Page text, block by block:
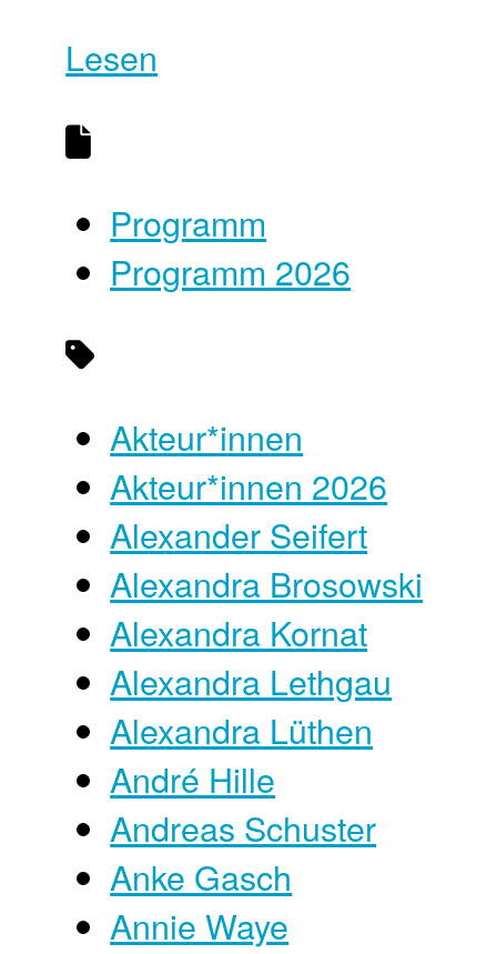
Lesen
Programm
Programm 2026
Akteur*innen
Akteur*innen 2026
Alexander Seifert
Alexandra Brosowski
Alexandra Kornat
Alexandra Lethgau
Alexandra Lüthen
André Hille
Andreas Schuster
Anke Gasch
Annie Waye